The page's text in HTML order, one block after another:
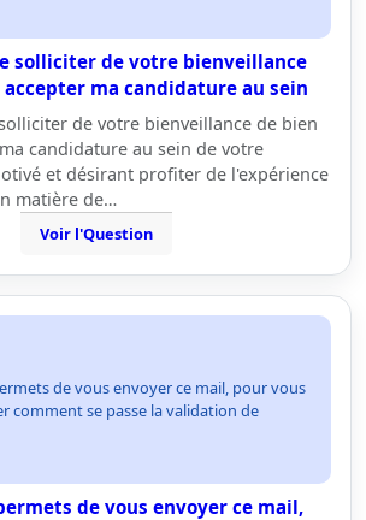
solliciter de votre bienveillance
ma candidature au sein
de votre bienveillance de bien
candidature au sein de votre
et désirant profiter de l'expérience
matière de…
Voir l'Question
de vous envoyer ce mail, pour vous
comment se passe la validation de
de vous envoyer ce mail,